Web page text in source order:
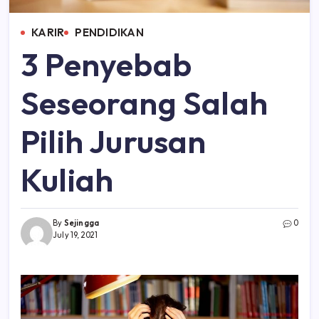
KARIR PENDIDIKAN
3 Penyebab
Seseorang Salah
Pilih Jurusan
Kuliah
By Sejingga
July 19, 2021
0